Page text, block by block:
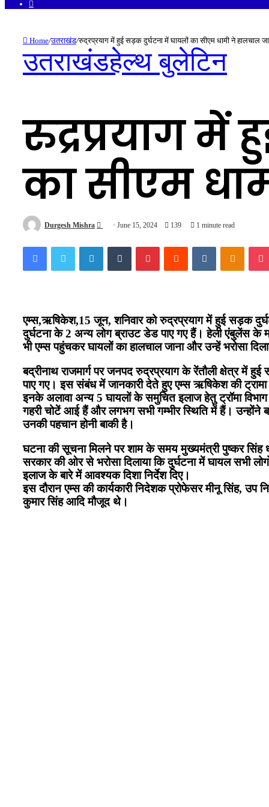
Home/उतराखंड/रुद्रप्रयाग में हुई सड़क दुर्घटना में घायलों का सीएम धामी ने हालचाल
उतराखंडहेल्थ बुलेटिन
रुद्रप्रयाग में
का सीएम
Durgesh Mishra
Send June 15, 2024 139 1 minute read
FacebookTwitter LinkedInTumblr PinterestReddit VKontakte
एम्स,ऋषिकेश,15 जून, शनिवार को रुद्रप्रयाग में हुई सड़क
दुर्घटना के 2 अन्य लोग ब्राउट डेड पाए गए हैं। हेली एंबुलेंस के
भी एम्स पहुंचकर घायलों का हालचाल जाना और उन्हें भरोसा
बद्रीनाथ राजमार्ग पर जनपद रुद्रप्रयाग के रेंतौली क्षेत्र में
पाए गए। इस संबंध में जानकारी देते हुए एम्स ऋषिकेश की ट्रामा
इनके अलावा अन्य 5 घायलों के समुचित इलाज हेतु ट्रॉमा
गहरी चोटें आई हैं और लगभग सभी गम्भीर स्थिति में हैं। उन्होंने
उनकी पहचान होनी बाकी है।
घटना की सूचना मिलने पर शाम के समय मुख्यमंत्री पुष्कर सिंह
सरकार की ओर से भरोसा दिलाया कि दुर्घटना में घायल सभी
इलाज के बारे में आवश्यक दिशा निर्देश दिए।
इस दौरान एम्स की कार्यकारी निदेशक प्रोफेसर मीनू सिंह,
कुमार सिंह आदि मौजूद थे।